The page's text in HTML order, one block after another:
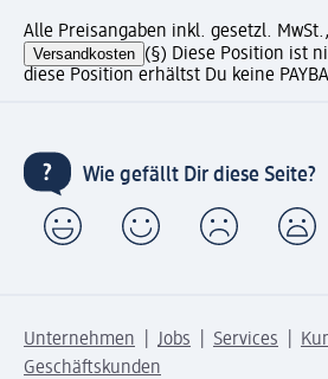
Alle Preisangaben inkl. gesetzl.
Versandkosten (§) Diese Position ist
diese Position erhältst Du keine
Wie gefällt Dir diese Seite?
Unternehmen Jobs Services
Geschäftskunden